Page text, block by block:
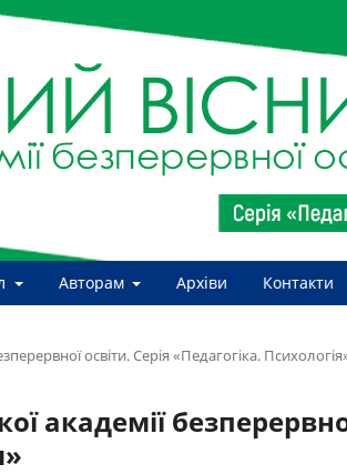
Авторам Архіви Контакти
освіти. Серія «Педагогіка.
академії